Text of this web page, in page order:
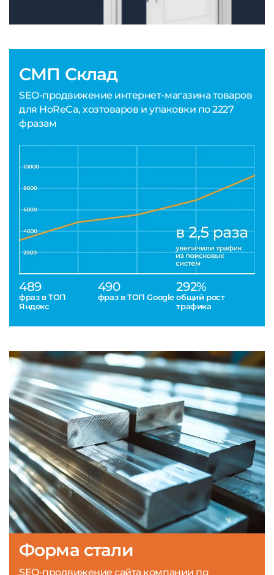
СМП Склад
SEO-продвижение интернет-магазина товаров
для HoReCa, хозтоваров и упаковки по 2227
фразам
489
фраз в ТОП
Яндекс
490
фраз в ТОП Google
292%
общий рост
трафика
Форма стали
SEO-продвижение сайта компании по